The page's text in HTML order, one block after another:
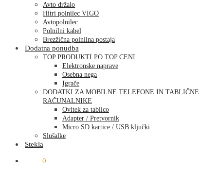
Avto držalo
Hitri polnilec VIGO
Avtopolnilec
Polnilni kabel
Brezžična polnilna postaja
Dodatna ponudba
TOP PRODUKTI PO TOP CENI
Elektronske naprave
Osebna nega
Igrače
DODATKI ZA MOBILNE TELEFONE IN TABLIČNE
RAČUNALNIKE
Ovitek za tablico
Adapter / Pretvornik
Micro SD kartice / USB ključki
Slušalke
Stekla
0